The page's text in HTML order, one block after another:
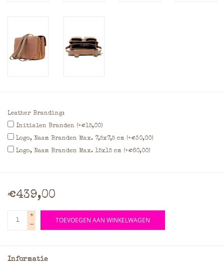
Leather Branding:
Initialen Branden (+€15,00)
Logo, Naam Branden Max. 7,5x7,5 cm (+€30,00)
Logo, Naam Branden Max. 15x15 cm (+€60,00)
€439,00
+
-
TOEVOEGEN AAN WINKELWAGEN
Informatie